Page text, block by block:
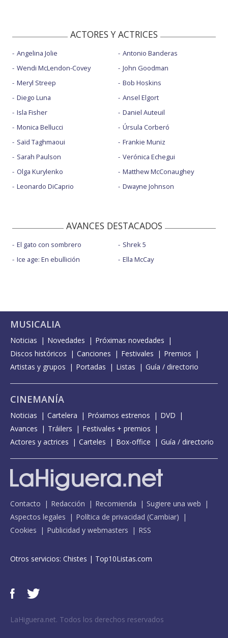
ACTORES Y ACTRICES
Angelina Jolie
Wendi McLendon-Covey
Meryl Streep
Diego Luna
Isla Fisher
Monica Bellucci
Saïd Taghmaoui
Sarah Paulson
Olga Kurylenko
Leonardo DiCaprio
Antonio Banderas
John Goodman
Bob Hoskins
Ansel Elgort
Daniel Auteuil
Úrsula Corberó
Frankie Muniz
Verónica Echegui
Matthew McConaughey
Dwayne Johnson
AVANCES DESTACADOS
El gato con sombrero
Ice age: En ebullición
Shrek 5
Ella McCay
MUSICALIA
Noticias Novedades
Próximas novedades
Discos históricos
Canciones Festivales
Premios
Artistas y grupos
Portadas Listas Guía / directorio
CINEMANÍA
Noticias Cartelera Próximos estrenos
DVD
Avances
Tráilers
Festivales + premios
Actores y actrices
Carteles Box-office Guía / directorio
Contacto Redacción Recomienda
Sugiere una web
Aspectos legales
Política de privacidad (Cambiar)
Cookies
Publicidad y webmasters RSS
Otros servicios: Chistes | Top10Listas.com
LaHiguera.net. Todos los derechos reservados